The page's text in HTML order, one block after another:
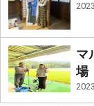
マ
場